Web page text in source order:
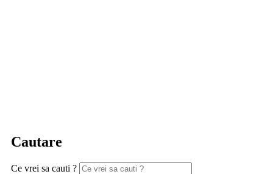
Cautare
Ce vrei sa cauti ?